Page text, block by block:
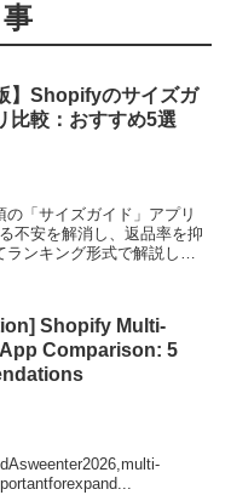
】Shopifyのサイズガ
比較：おすすめ5選
「サイズガイド」アプリ
不安を解消し、返品率を抑
ンキング形式で解説し、
Shopify Multi-
Comparison: 5